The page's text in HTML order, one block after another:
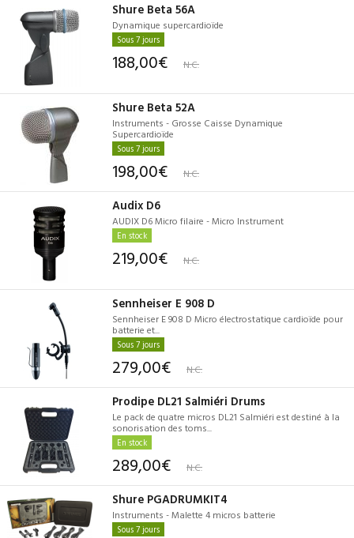
Shure Beta 56A
Dynamique supercardioïde
Sous 7 jours
188,00€ N.C.
Shure Beta 52A
Instruments - Grosse Caisse Dynamique
Supercardioïde
Sous 7 jours
198,00€ N.C.
Audix D6
AUDIX D6 Micro filaire - Micro Instrument
En stock
219,00€ N.C.
Sennheiser E 908 D
Sennheiser E 908 D Micro électrostatique cardioïde pour
batterie et...
Sous 7 jours
279,00€ N.C.
Prodipe DL21 Salmiéri Drums
Le pack de quatre micros DL21 Salmiéri est destiné à la
sonorisation des toms...
En stock
289,00€ N.C.
Shure PGADRUMKIT4
Instruments - Malette 4 micros batterie
Sous 7 jours